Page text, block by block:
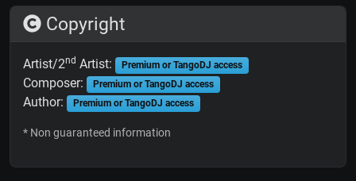
Copyright
Artist/2nd Artist: Premium or TangoDJ access
Composer: Premium or TangoDJ access
Author: Premium or TangoDJ access
* Non guaranteed information